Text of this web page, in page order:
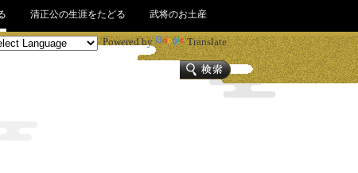
清正公の生涯をたどる 武将のお土産
Powered by Translate